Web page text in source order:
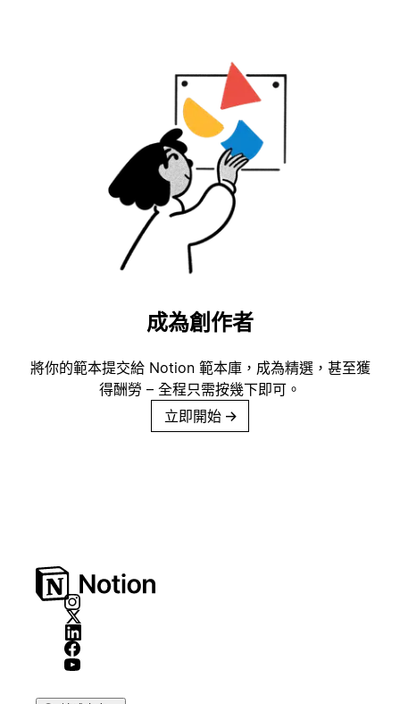
成為創作者
將你的範本提交給 Notion 範本庫，成為精選，甚至獲
得酬勞 – 全程只需按幾下即可。
立即開始 →